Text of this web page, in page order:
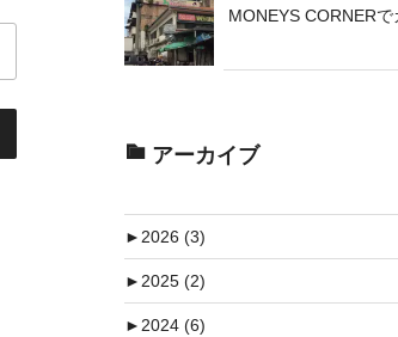
MONEYS CORNER
アーカイブ
►2026 (3)
►2025 (2)
►2024 (6)